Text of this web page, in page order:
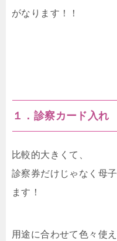
がなります！！
１．診察カード入れ
比較的大きくて、
診察券だけじゃなく母
ます！
用途に合わせて色々使